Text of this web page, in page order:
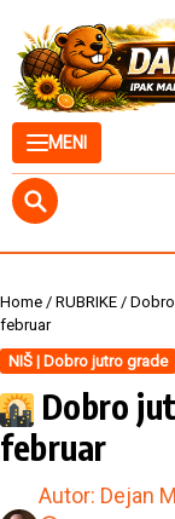
MENI
Home / RUBRIKE /
februar
NIŠ | Dobro jutro grade
Dobro
februar
Autor: Dejan